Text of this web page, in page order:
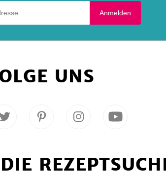
Anmelden
UNS
Folge
Twitter
Folge
Pinterest
Folge
Instagram
Folge
YouTube